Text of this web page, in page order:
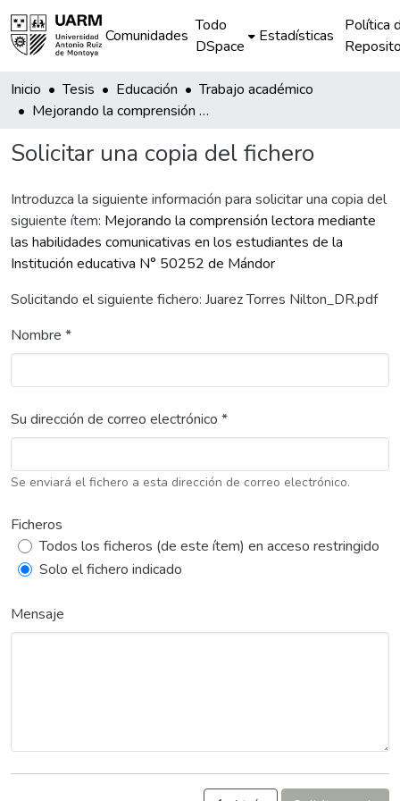
Comunidades
Todo
DSpace
Estadísticas
Política
Inicio Tesis Educación
Trabajo académico
Mejorando la comprensión lectora mediante las habilidades comunicativas en los estudiantes de la Institución educativa N° 50252 de Mándor
Solicitar una copia del fichero
Introduzca la siguiente información para solicitar una copia del
siguiente ítem: Mejorando la comprensión lectora mediante
las habilidades comunicativas en los estudiantes de la
Institución educativa N° 50252 de Mándor
Solicitando el siguiente fichero: Juarez Torres Nilton_DR.pdf
Nombre *
Su dirección de correo electrónico *
Se enviará el fichero a esta dirección de correo electrónico.
Ficheros
Todos los ficheros (de este ítem) en acceso restringido
Solo el fichero indicado
Mensaje